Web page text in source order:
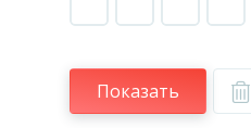
Показать